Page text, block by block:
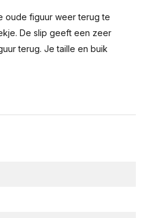
oude figuur weer terug te
De slip geeft een zeer
terug. Je taille en buik